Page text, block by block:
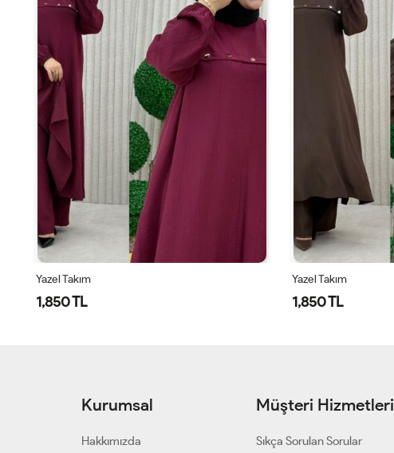
Yazel Takım
1,850 TL
Yazel Takım
1,850 TL
Kurumsal
Hakkımızda
Müşteri Hizmetleri
Sıkça Sorulan Sorular